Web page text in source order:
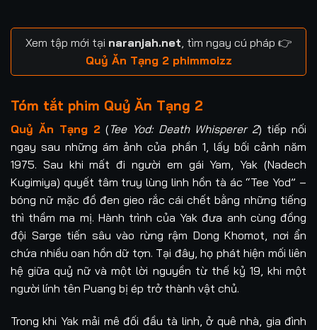
Xem tập mới tại naranjah.net , tìm ngay cú pháp 👉
Quỷ Ăn Tạng 2 phimmoizz
Tóm tắt phim Quỷ Ăn Tạng 2
Quỷ Ăn Tạng 2 ( Tee Yod: Death Whisperer 2) tiếp nối
ngay sau những ám ảnh của phần 1, lấy bối cảnh năm
1975. Sau khi mất đi người em gái Yam, Yak (Nadech
Kugimiya) quyết tâm truy lùng linh hồn tà ác “Tee Yod” –
bóng nữ mặc đồ đen gieo rắc cái chết bằng những tiếng
thì thầm ma mị. Hành trình của Yak đưa anh cùng đồng
đội Sarge tiến sâu vào rừng rậm Dong Khomot, nơi ẩn
chứa nhiều oan hồn dữ tợn. Tại đây, họ phát hiện mối liên
hệ giữa quỷ nữ và một lời nguyền từ thế kỷ 19, khi một
người lính tên Puang bị ép trở thành vật chủ.
Trong khi Yak mải mê đối đầu tà linh, ở quê nhà, gia đình